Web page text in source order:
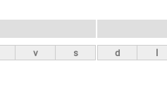
r
c
v s d l